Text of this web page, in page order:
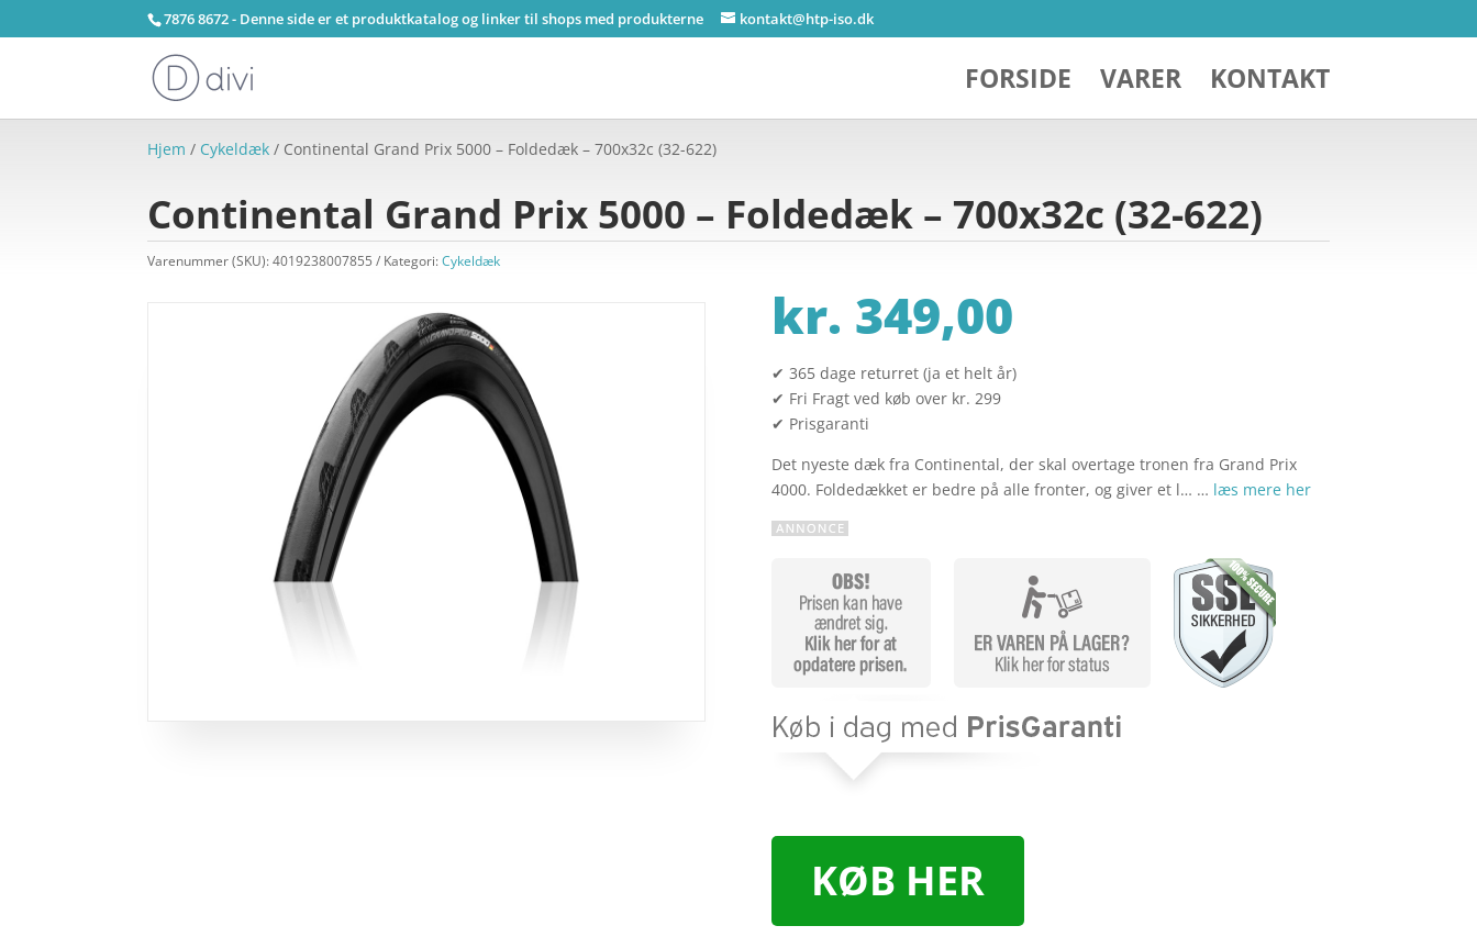
7876 8672 - Denne side er et produktkatalog og linker til shops med produkterne kontakt@htp-iso.dk
FORSIDE VARER KONTAKT
Hjem / Cykeldæk / Continental Grand Prix 5000 – Foldedæk – 700x32c (32-622)
Continental Grand Prix 5000 – Foldedæk – 700x32c (32-622)
Varenummer (SKU):4019238007855 Kategori:Cykeldæk
kr. 349,00
✔ 365 dage returret (ja et helt år)
✔ Fri Fragt ved køb over kr. 299
✔ Prisgaranti
Det nyeste dæk fra Continental, der skal overtage tronen fra Grand Prix
4000. Foldedækket er bedre på alle fronter, og giver et l… … læs mere her
KØB HER